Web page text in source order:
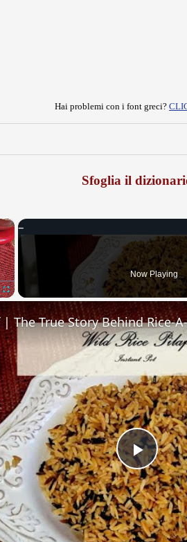
Hai problemi con i font greci?
Sfoglia il
×
Fullscreen
Now Playing
Play
| The True Story Behind Rice-